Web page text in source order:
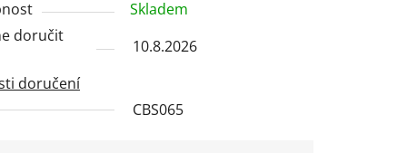
Skladem
doručit
10.8.2026
doručení
CBS065